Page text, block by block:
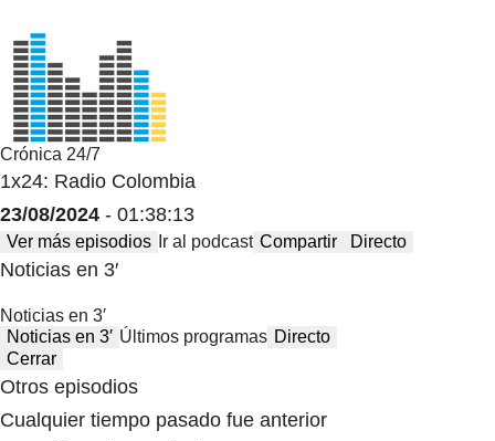
Crónica 24/7
1x24: Radio Colombia
23/08/2024 - 01:38:13
Ver más episodios Ir al podcast Compartir Directo
Noticias en 3′
Noticias en 3′
Noticias en 3′ Últimos programas Directo
Cerrar
Otros episodios
Cualquier tiempo pasado fue anterior